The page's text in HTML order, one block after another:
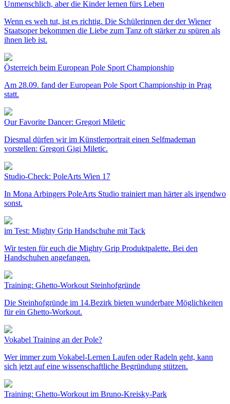
Unmenschlich, aber die Kinder lernen fürs Leben
Wenn es weh tut, ist es richtig. Die Schülerinnen der der Wiener
Staatsoper bekommen die Liebe zum Tanz oft stärker zu spüren als
ihnen lieb ist.
Österreich beim European Pole Sport Championship
Am 28.09. fand der European Pole Sport Championship in Prag
statt.
Our Favorite Dancer: Gregori Miletic
Diesmal dürfen wir im Künstlerportrait einen Selfmademan
vorstellen: Gregori Gigi Miletic.
Studio-Check: PoleArts Wien 17
In Mona Arbingers PoleArts Studio trainiert man härter als irgendwo
sonst.
im Test: Mighty Grip Handschuhe mit Tack
Wir testen für euch die Mighty Grip Produktpalette. Bei den
Handschuhen angefangen.
Training: Ghetto-Workout Steinhofgründe
Die Steinhofgründe im 14.Bezirk bieten wunderbare Möglichkeiten
für ein Ghetto-Workout.
Vokabel Training an der Pole?
Wer immer zum Vokabel-Lernen Laufen oder Radeln geht, kann
sich jetzt auf eine wissenschaftliche Begründung stützen.
Training: Ghetto-Workout im Bruno-Kreisky-Park